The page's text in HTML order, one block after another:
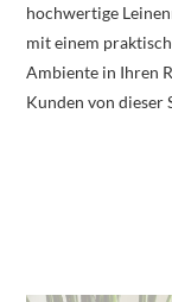
hochwertige
mit einem
Ambiente in Ihren
Kunden von dieser